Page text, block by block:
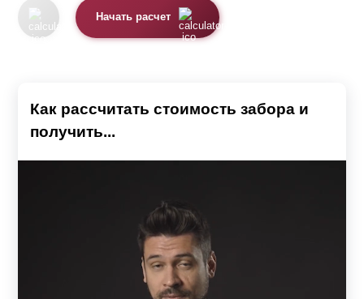
Начать расчет
Как рассчитать стоимость забора и
получить...